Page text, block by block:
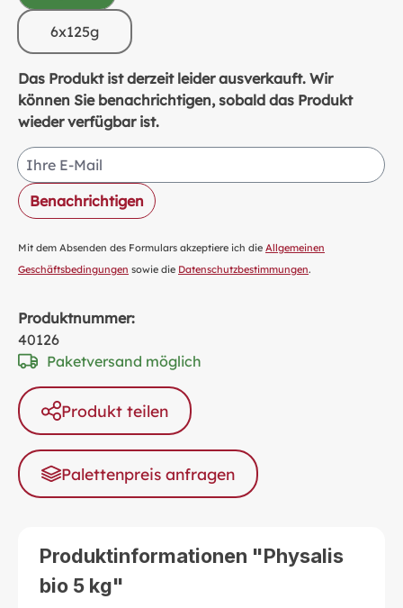
6x125g
Das Produkt ist derzeit leider ausverkauft. Wir
können Sie benachrichtigen, sobald das Produkt
wieder verfügbar ist.
Ihre E-Mail
Benachrichtigen
Mit dem Absenden des Formulars akzeptiere ich die Allgemeinen
Geschäftsbedingungen sowie die Datenschutzbestimmungen.
Produktnummer:
40126
Paketversand möglich
Produkt teilen
Palettenpreis anfragen
Produktinformationen "Physalis
bio 5 kg"